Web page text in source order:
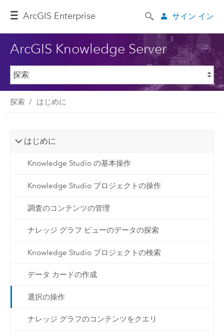
ArcGIS Enterprise サイン イン
ArcGIS Knowledge Server
探索 はじめに
はじめに
Knowledge Studio の基本操作
Knowledge Studio プロジェクトの操作
調査のコンテンツの管理
ナレッジ グラフ ビューのデータの探索
Knowledge Studio プロジェクトの検索
データ カードの作成
選択の操作
ナレッジ グラフのコンテンツをクエリ